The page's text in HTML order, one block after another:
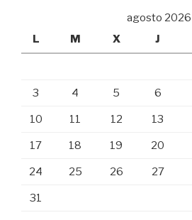
agosto 2026
L
M X J
3 4 5 6
10 11 12 13
17 18 19 20
24 25 26 27
31